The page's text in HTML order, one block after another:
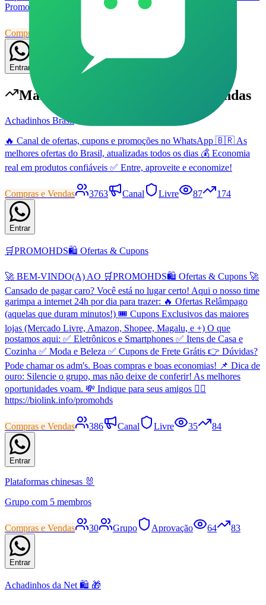
Promoção boa, a gente compartilha. 💚🛒
Compras e Vendas
Entrar
Mais populares em Compras e Vendas
Achadinhos Brasil
🔥 Canal de ofertas, cupons e promoções no WhatsApp 🇧🇷 As
melhores ofertas do Brasil, atualizadas todos os dias 💰 Economia
real em produtos confiáveis ✅ Entre, aproveite e economize!
Compras e Vendas 3763 Canal Livre 87 174
Entrar
🛒PROMOHDS🛍️ Ofertas & Cupons
🚀 BEM-VINDO(A) AO 🛒PROMOHDS🛍️ Ofertas & Cupons 🚀
Cansado de pagar caro? Você está no lugar certo! Aqui o nosso time
garimpa a internet 24h por dia para trazer: 🔥 Ofertas Relâmpago
(aquelas que duram minutos!) 🎟️ Cupons Exclusivos das maiores
lojas (Mercado Livre, Amazon, Shopee, Magalu, e +) O que
postamos aqui: ✅ Eletrônicos e Smartphones ✅ Itens de Casa e
Cozinha ✅ Moda e Beleza ✅ Cupons de Frete Grátis 👉 Dúvidas?
Pode chamar os adm's. Boas compras e boas economias! 📌 Dica de
ouro: Silencie o grupo, mas não deixe de conferir! As melhores
oportunidades voam. 💸 Indique para seus amigos 👇🏻
https://biolink.info/promohds
Compras e Vendas 386 Canal Livre 35 84
Entrar
Plataformas chinesas 🐰
Grupo com 5 membros
Compras e Vendas 30 Grupo Aprovação 64 83
Entrar
Achadinhos da Net 🛍️ 🎁